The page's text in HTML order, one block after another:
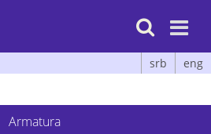

srb eng
Armatura